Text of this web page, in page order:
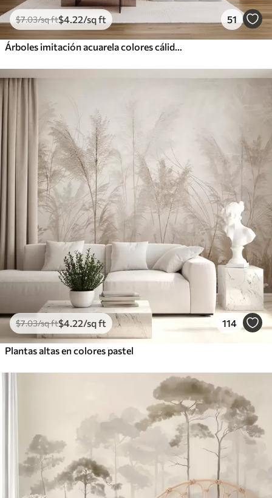
$7.03/sq ft$4 .22/sq ft 51
$7.03/sq ft$4 .22/sq ft 114
Plantas altas en colores pastel